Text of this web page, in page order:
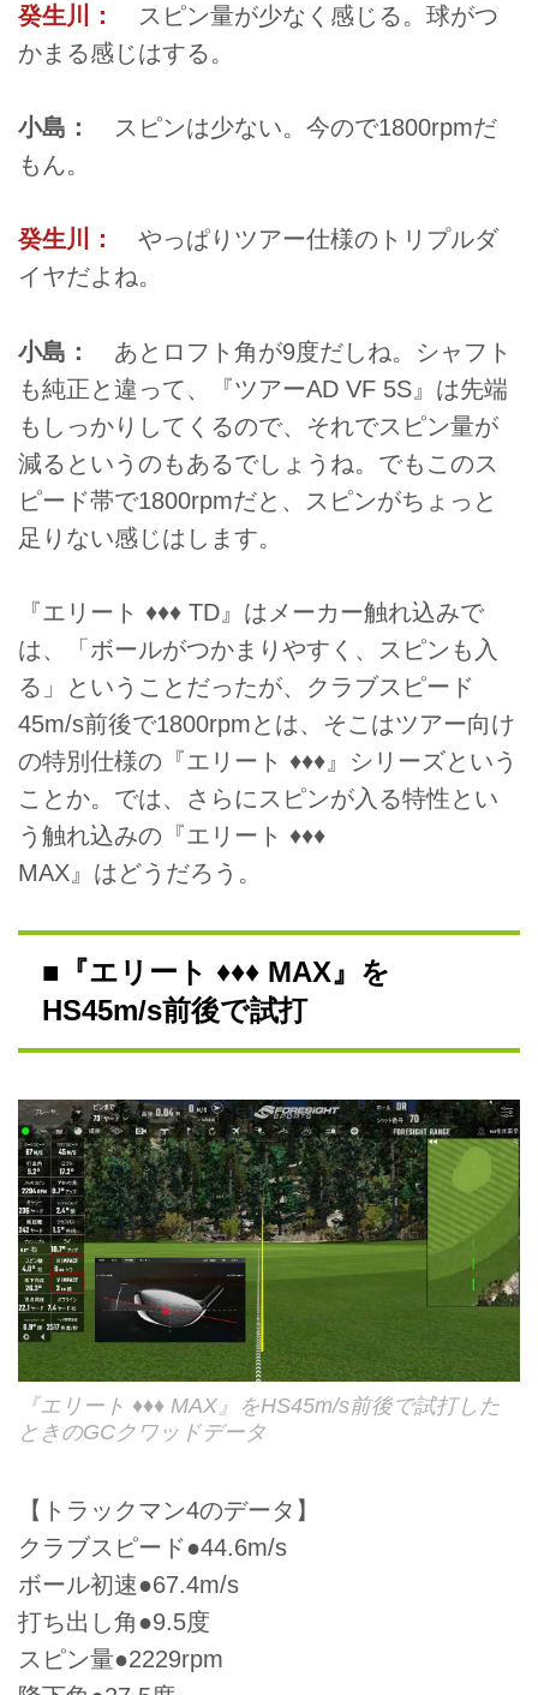
癸生川：
スピン量が少なく感じる。球がつ
かまる感じはする。
小島：
スピンは少ない。今ので1800rpmだ
もん。
癸生川：
やっぱりツアー仕様のトリプルダ
イヤだよね。
小島：
あとロフト角が9度だしね。シャフト
も純正と違って、『ツアーAD VF 5S』は先端
もしっかりしてくるので、それでスピン量が
減るというのもあるでしょうね。でもこのス
ピード帯で1800rpmだと、スピンがちょっと
足りない感じはします。
『エリート ♦♦♦ TD』はメーカー触れ込みで
は、「ボールがつかまりやすく、スピンも入
る」ということだったが、クラブスピード
45m/s前後で1800rpmとは、そこはツアー向け
の特別仕様の『エリート ♦♦♦』シリーズという
ことか。では、さらにスピンが入る特性とい
う触れ込みの『エリート ♦♦♦
MAX』はどうだろう。
■『エリート ♦♦♦ MAX』を
HS45m/s前後で試打
『エリート ♦♦♦ MAX』をHS45m/s前後で試打した
ときのGCクワッドデータ
【トラックマン4のデータ】
クラブスピード●44.6m/s
ボール初速●67.4m/s
打ち出し角●9.5度
スピン量●2229rpm